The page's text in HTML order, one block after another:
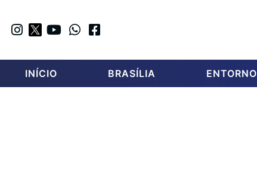
INÍCIO BRASÍLIA ENTORNO